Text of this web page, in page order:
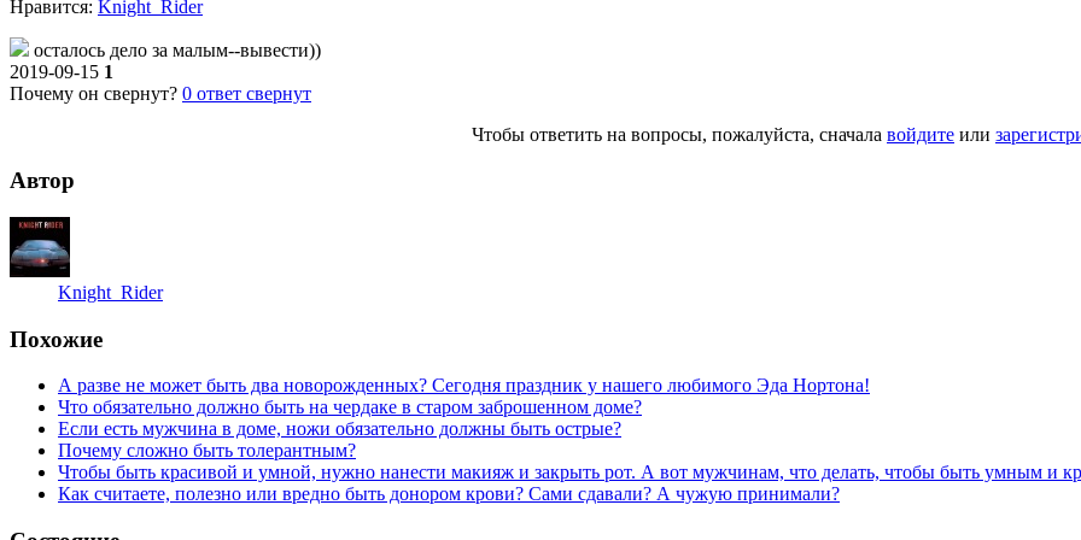
Нравитcя: Knight_Rider
осталось дело за малым--вывести))
2019-09-15 1
Почему он свернут? 0 ответ свернут
Чтобы ответить на вопросы, пожалуйста, сначала войдите или
Автор
Knight_Rider
Похожие
А разве не может быть два новорожденных? Сегодня праздник у нашего любимого Эда Нортона!
Что обязательно должно быть на чердаке в старом заброшенном доме?
Если есть мужчина в доме, ножи обязательно должны быть острые?
Почему сложно быть толерантным?
Чтобы быть красивой и умной, нужно нанести макияж и закрыть рот. А вот мужчинам, что делать, чтобы быть умным и
Как считаете, полезно или вредно быть донором крови? Сами сдавали? А чужую принимали?